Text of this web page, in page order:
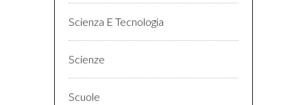
Scienza E Tecnologia
Scienze
Scuole